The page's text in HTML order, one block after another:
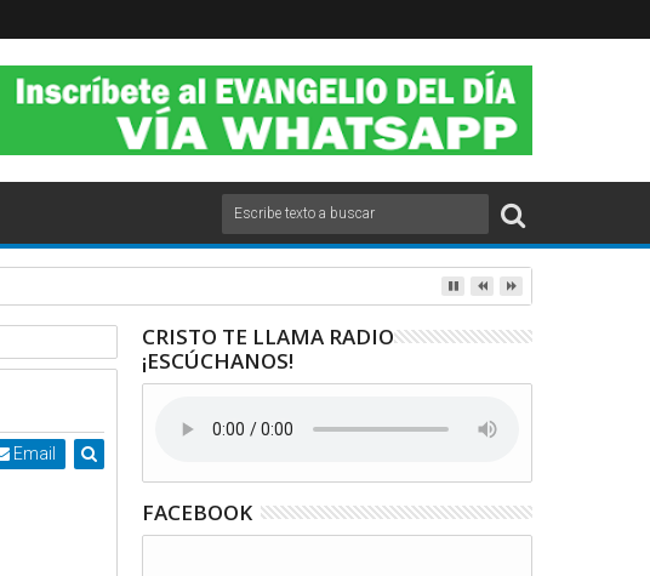
Email
CRISTO TE LLAMA RADIO
¡ESCÚCHANOS!
FACEBOOK